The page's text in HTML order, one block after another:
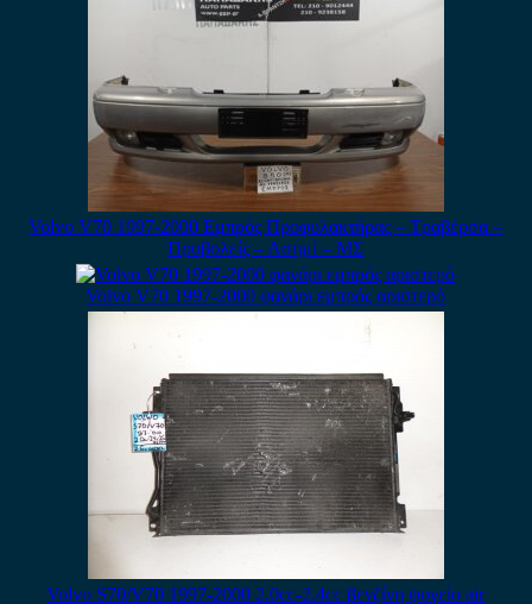
Volvo V70 1997-2000 Εμπρός Προφυλακτήρας – Τραβέρσα –
Προβολείς – Ασημί – ΜΣ
Volvo V70 1997-2000 φανάρι εμπρός αριστερό
Volvo S70/V70 1997-2000 2.0cc-2.4cc βενζίνη ψυγείο air